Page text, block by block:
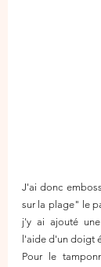
J'ai donc
sur la plage" le
j'y ai ajouté
l'aide d'un doigt
Pour le